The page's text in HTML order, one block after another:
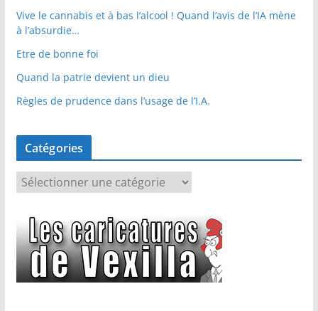
Vive le cannabis et à bas l’alcool ! Quand l’avis de l’IA mène
à l’absurdie…
Etre de bonne foi
Quand la patrie devient un dieu
Règles de prudence dans l’usage de l’I.A.
Catégories
a
é
g
o
r